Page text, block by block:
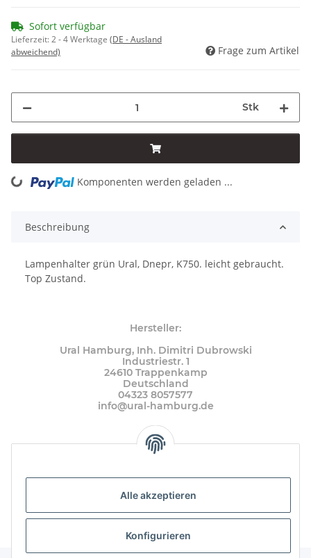
Alle akzeptieren
Konfigurieren
Sofort verfügbar
Lieferzeit:2 - 4 Werktage (DE - Ausland
abweichend)
Frage zum Artikel
Stk
Loading... Komponenten werden geladen ...
Beschreibung
Lampenhalter grün Ural, Dnepr, K750. leicht gebraucht.
Top Zustand.
Hersteller:
Ural Hamburg, Inh. Dimitri Dubrowski
Industriestr. 1
24610 Trappenkamp
Deutschland
04323 8057577
info@ural-hamburg.de